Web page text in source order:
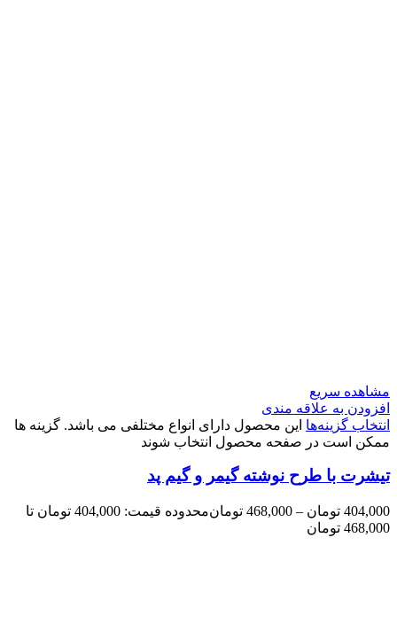
مشاهده سریع
افزودن به علاقه مندی
انتخاب گزینه‌ها این محصول دارای انواع مختلفی می باشد. گزینه ها
ممکن است در صفحه محصول انتخاب شوند
تیشرت با طرح نوشته گیمر و گیم پد
404,000 تومان –
468,000 تومان
محدوده قیمت: 404,000 تومان تا
468,000 تومان